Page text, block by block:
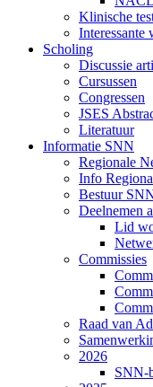
Klinische
Interessante
Scholing
Discussie
Cursussen
Congressen
JSES
Literatuur
Informatie SNN
Regionale
Info
Bestuur
Deelnemen
Lid
Commissies
Raad van
2026
SNN-